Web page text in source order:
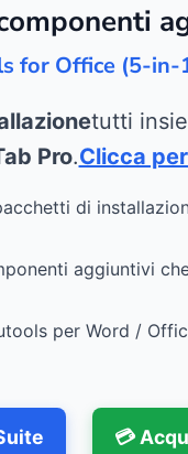
for Office (5-in-
tutti
Pro.Clicca
di
aggiuntivi
per Word /
💳